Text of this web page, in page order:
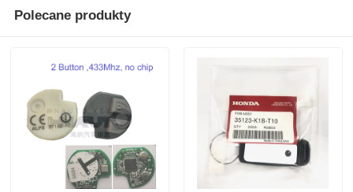
Polecane produkty